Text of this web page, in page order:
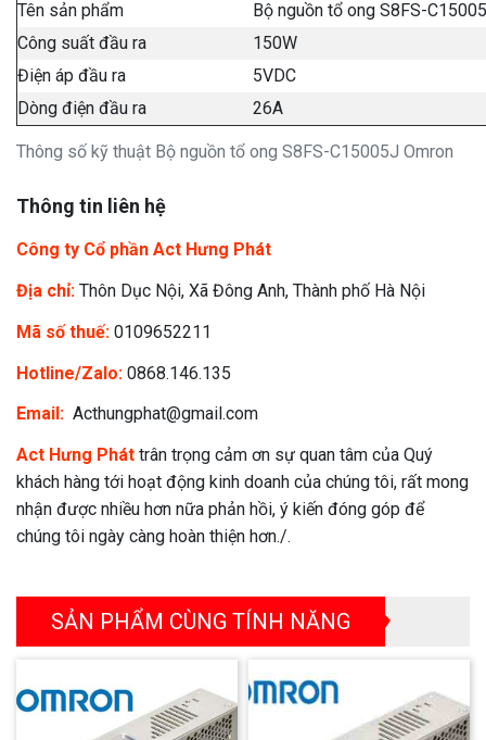
Thông số kỹ thuật Bộ nguồn tổ ong S8FS-C15005J Omron
Tên sản phẩm
Bộ nguồn tổ ong S8FS-
Công suất đầu ra
150W
Điện áp đầu ra
5VDC
Dòng điện đầu ra
26A
Thông tin liên hệ
Công ty Cổ phần Act Hưng Phát
Địa chỉ: Thôn Dục Nội, Xã Đông Anh, Thành phố Hà Nội
Mã số thuế: 0109652211
Hotline/Zalo: 0868.146.135
Email: Acthungphat@gmail.com
Act Hưng Phát trân trọng cảm ơn sự quan tâm của Quý
khách hàng tới hoạt động kinh doanh của chúng tôi, rất mong
nhận được nhiều hơn nữa phản hồi, ý kiến đóng góp để
chúng tôi ngày càng hoàn thiện hơn./.
SẢN PHẨM CÙNG TÍNH NĂNG